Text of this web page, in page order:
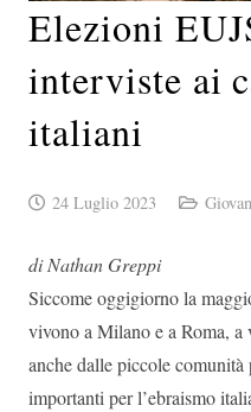
Elezioni
interviste ai
italiani
24 Luglio 2023
di Nathan Greppi
Siccome oggigiorno la
vivono a Milano e a Roma,
anche dalle piccole
importanti per l’ebraismo